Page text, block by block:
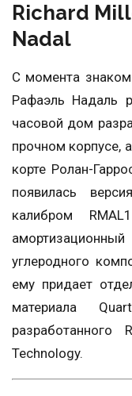
Richard
Nadal
С момента
Рафаэль Надаль
часовой дом
прочном корпусе,
корте Ролан-
появилась
калибром
углеродного
ему придает
материала
Technology.